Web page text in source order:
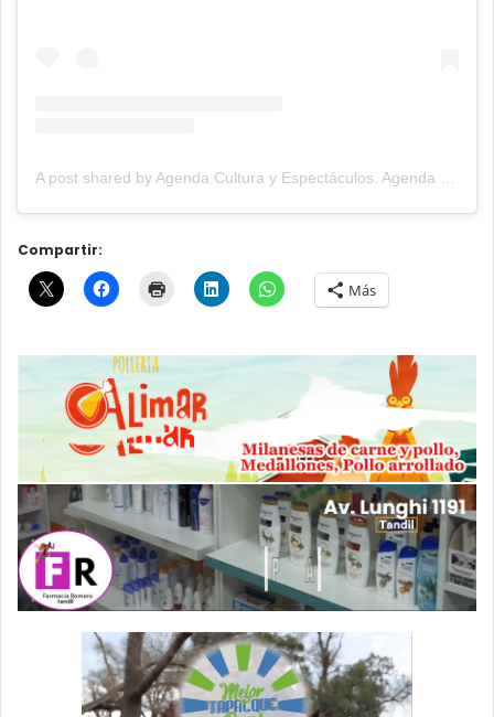
A post shared by Agenda Cultura y Espectáculos. Agenda Cultural Tandil. (@agendacye)
Compartir:
Más